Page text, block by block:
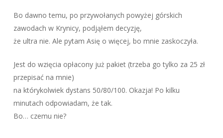
Bo dawno temu, po przywołanych powyżej górskich
zawodach w Krynicy, podjąłem decyzję,
że ultra nie. Ale pytam Asię o więcej, bo mnie zaskoczyła.
Jest do wzięcia opłacony już pakiet (trzeba go tylko za 25 zł
przepisać na mnie)
na którykolwiek dystans 50/80/100. Okazja! Po kilku
minutach odpowiadam, że tak.
Bo… czemu nie?